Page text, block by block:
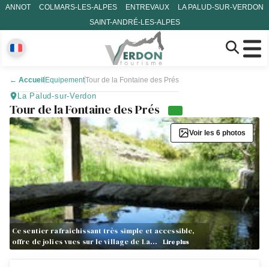
ANNOT COLMARS-LES-ALPES ENTREVAUX
LA PALUD-SUR-VERDON
SAINT-ANDRÉ-LES-ALPES
← Accueil EquipementTour de la Fontaine des Prés
La Palud-sur-Verdon
Tour de la Fontaine des Prés
Ce sentier rafraichissant très simple et accessible,
offre de jolies vues sur le village de La…
Lire plus
Voir les 6 photos